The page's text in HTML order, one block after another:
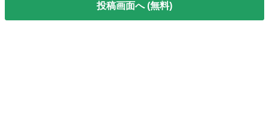
投稿画面へ (無料)